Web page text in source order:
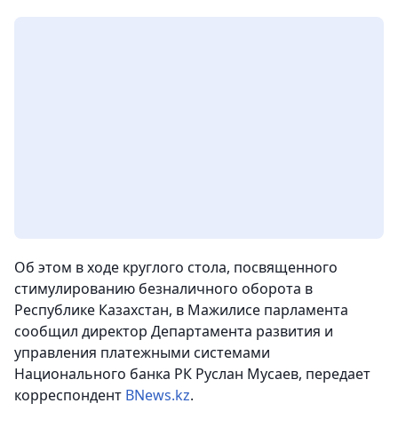
Об этом в ходе круглого стола, посвященного
стимулированию безналичного оборота в
Республике Казахстан, в Мажилисе парламента
сообщил директор Департамента развития и
управления платежными системами
Национального банка РК Руслан Мусаев, передает
корреспондент BNews.kz.